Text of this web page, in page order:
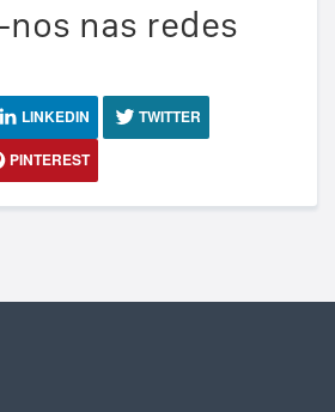
nas redes
LINKEDIN
TWITTER
PINTEREST